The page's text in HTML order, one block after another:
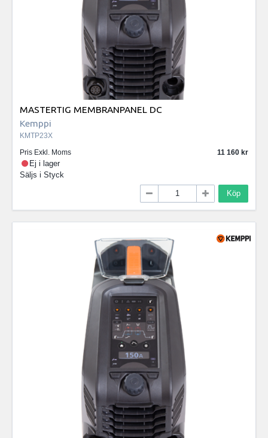
MASTERTIG MEMBRANPANEL DC
Kemppi
KMTP23X
Pris Exkl. Moms
11 160
Ej i lager
Säljs i Styck
Köp